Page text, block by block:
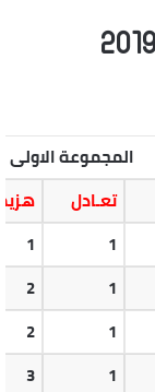
المجموعة الاولى
تعـادل
1
1
1
2
1
2
1
3